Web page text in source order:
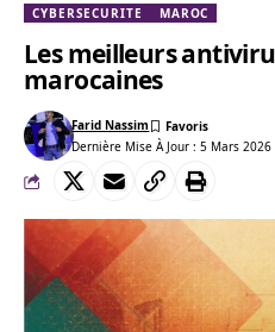
CYBERSECURITE MAROC
Les meilleurs
marocaines
Dernière Mise À Jour : 5 Mars
Farid Nassim